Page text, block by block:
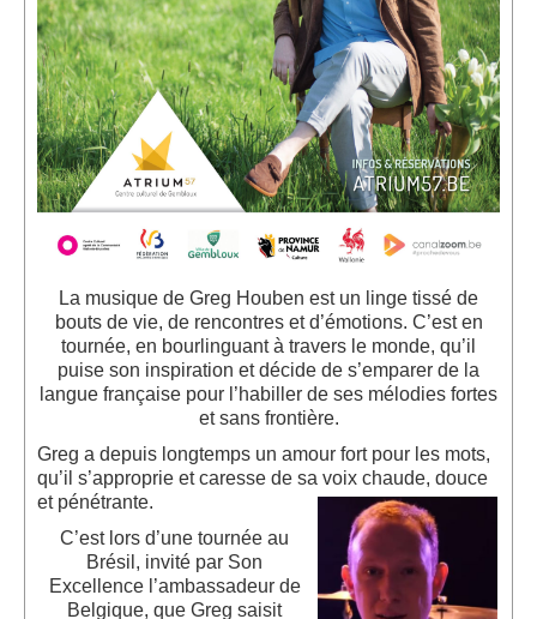
La musique de Greg Houben est un linge tissé de
bouts de vie, de rencontres et d’émotions. C’est en
tournée, en bourlinguant à travers le monde, qu’il
puise son inspiration et décide de s’emparer de la
langue française pour l’habiller de ses mélodies fortes
et sans frontière.
Greg a depuis longtemps un amour fort pour les mots,
qu’il s’approprie et caresse de sa voix chaude, douce
et pénétrante.
C’est lors d’une tournée au
Brésil, invité par Son
Excellence l’ambassadeur de
Belgique, que Greg saisit